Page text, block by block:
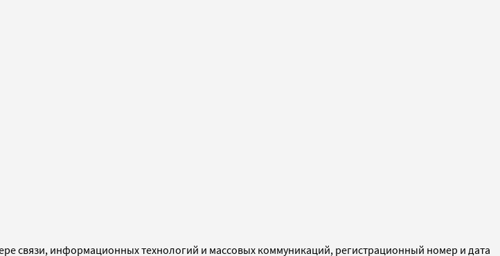
связи, информационных технологий и массовых коммуникаций, регистрационный номер и дата